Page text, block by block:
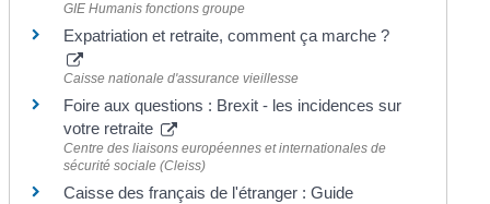
GIE Humanis fonctions groupe
Expatriation et retraite, comment ça marche ?
Caisse nationale d'assurance vieillesse
Foire aux questions : Brexit - les incidences sur
votre retraite
Centre des liaisons européennes et internationales de
sécurité sociale (Cleiss)
Caisse des français de l'étranger : Guide